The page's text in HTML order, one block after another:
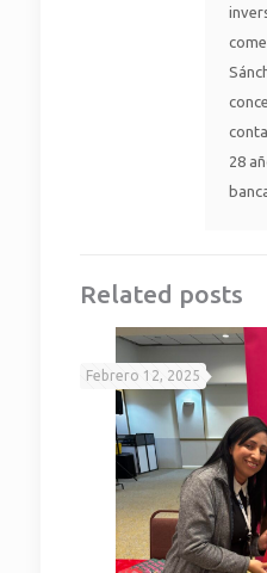
28
Related posts
Febrero 12, 2025